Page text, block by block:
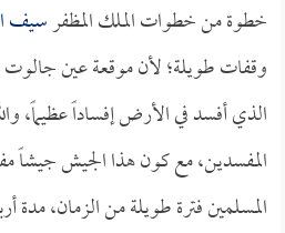
خطوة من خطوات الملك المظفرسيف
وقفات طويلة؛ لأن موقعة عين
الذي أفسد في الأرض إفساداً
المفسدين، مع كون هذا الجيش جيشاً
المسلمين فترة طويلة من الزمان، مدة